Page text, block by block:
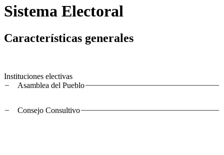
Sistema Electoral
Características generales
Instituciones electivas
Asamblea del Pueblo
Consejo Consultivo